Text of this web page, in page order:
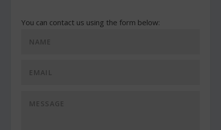
You can contact us using the form below: